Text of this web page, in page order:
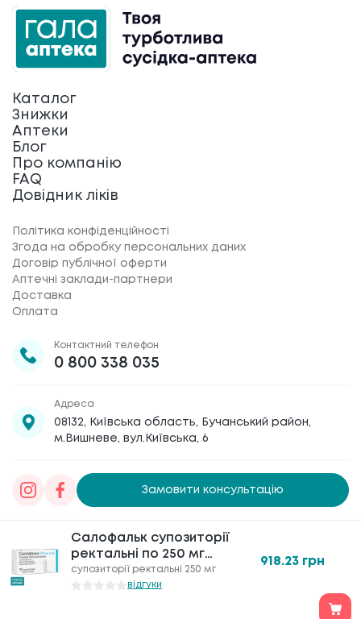
Салофальк супозиторії
ректальні по 250 мг
№10
супозиторії ректальні 250 мг
відгуки
918.23 грн
Салофальк супозиторії
ректальні по 250 мг
№10
супозиторії ректальні 250 мг
відгуки
918.23 грн
Каталог
Знижки
Аптеки
Блог
Про компанію
FAQ
Довідник ліків
Політика конфіденційності
Згода на обробку персональних даних
Договір публічної оферти
Аптечні заклади-партнери
Доставка
Оплата
Контактний телефон
0 800 338 035
Адреса
08132, Київська область, Бучанський район,
м.Вишневе, вул.Київська, 6
Замовити консультацію
Товариство з обмеженою відповідальністю
«Галафарм», код ЄДРПОУ 30886474 © 2020-2026